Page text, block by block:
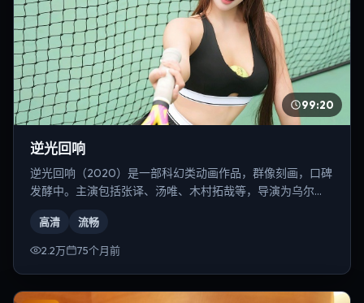
99:20
逆光回响
逆光回响（2020）是一部科幻类动画作品，群像刻画，口碑
发酵中。主演包括张译、汤唯、木村拓哉等，导演为乌尔
高清 流畅
2.2万 75个月前